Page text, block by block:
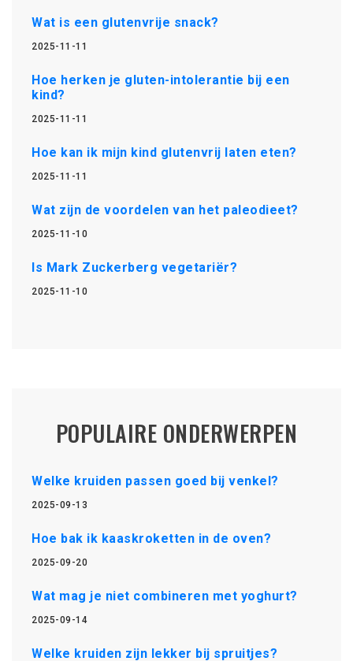
Wat is een glutenvrije snack?
2025-11-11
Hoe herken je gluten-intolerantie bij een
kind?
2025-11-11
Hoe kan ik mijn kind glutenvrij laten eten?
2025-11-11
Wat zijn de voordelen van het paleodieet?
2025-11-10
Is Mark Zuckerberg vegetariër?
2025-11-10
POPULAIRE ONDERWERPEN
Welke kruiden passen goed bij venkel?
2025-09-13
Hoe bak ik kaaskroketten in de oven?
2025-09-20
Wat mag je niet combineren met yoghurt?
2025-09-14
Welke kruiden zijn lekker bij spruitjes?